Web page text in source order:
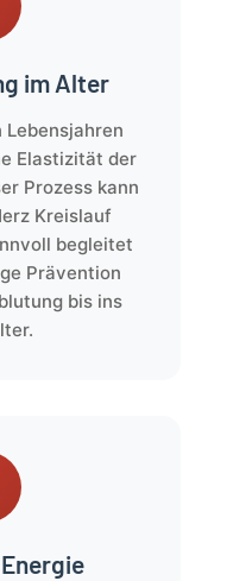
im Alter
Lebensjahren
Elastizität der
Prozess kann
Kreislauf
begleitet
Prävention
bis ins